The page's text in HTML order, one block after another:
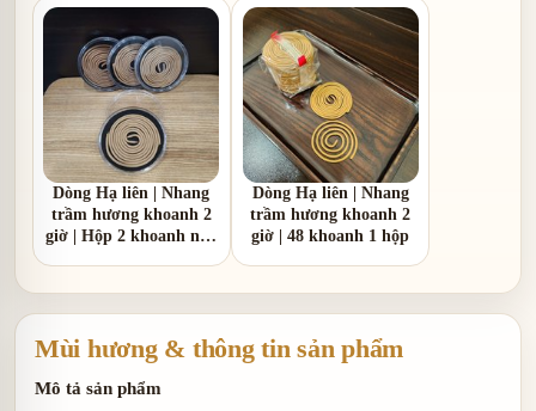
Dòng Hạ liên | Nhang
trầm hương khoanh 2
giờ | Hộp 2 khoanh nhỏ
Dòng Hạ liên | Nhang
trầm hương khoanh 2
giờ | 48 khoanh 1 hộp
Mùi hương & thông tin sản phẩm
Mô tả sản phẩm